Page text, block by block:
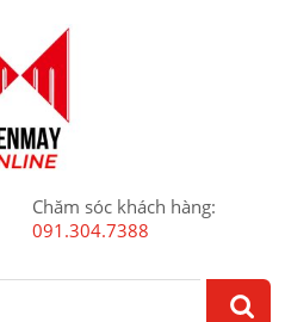
Chăm sóc khách hàng:
091.304.7388